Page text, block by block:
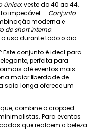
único: veste do 40 ao 44,
impecável. - Conjunto
moderna e
de short interno:
uso durante todo o dia.
Este conjunto é ideal para
perfeita para
até eventos mais
maior liberdade de
saia longa oferece um
combine o cropped
Para eventos
que realcem a beleza